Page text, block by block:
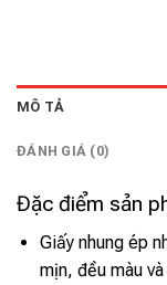
MÔ TẢ
ĐÁNH GIÁ (0)
Đặc điểm sản
Giấy nhung ép
mịn, đều màu